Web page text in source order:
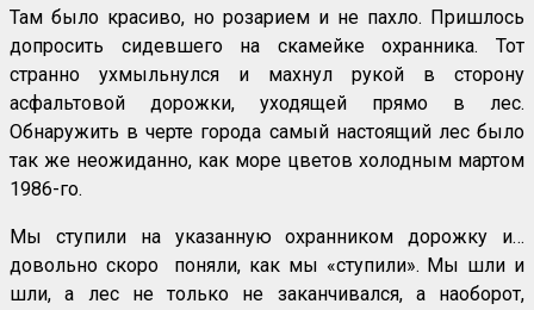
Там было красиво, но розарием и не пахло. Пришлось
допросить сидевшего на скамейке охранника. Тот
странно ухмыльнулся и махнул рукой в сторону
асфальтовой дорожки, уходящей прямо в лес.
Обнаружить в черте города самый настоящий лес было
так же неожиданно, как море цветов холодным мартом
1986-го.
Мы ступили на указанную охранником дорожку и…
довольно скоро поняли, как мы «ступили». Мы шли и
шли, а лес не только не заканчивался, а наоборот,